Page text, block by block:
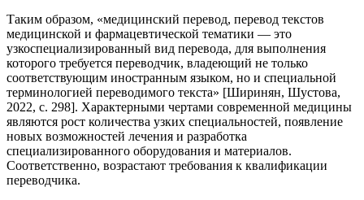
Таким образом, «медицинский перевод, перевод текстов
медицинской и фармацевтической тематики — это
узкоспециализированный вид перевода, для выполнения
которого требуется переводчик, владеющий не только
соответствующим иностранным языком, но и специальной
терминологией переводимого текста» [Ширинян, Шустова,
2022, с. 298]. Характерными чертами современной медицины
являются рост количества узких специальностей, появление
новых возможностей лечения и разработка
специализированного оборудования и материалов.
Соответственно, возрастают требования к квалификации
переводчика.